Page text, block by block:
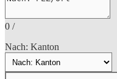
0 /
Nach: Kanton